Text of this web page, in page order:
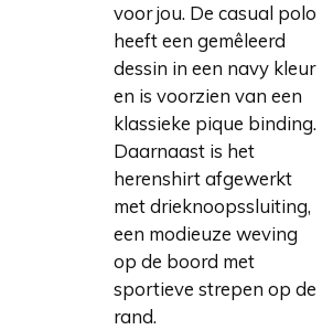
voor jou. De casual polo
heeft een gemêleerd
dessin in een navy kleur
en is voorzien van een
klassieke pique binding.
Daarnaast is het
herenshirt afgewerkt
met drieknoopssluiting,
een modieuze weving
op de boord met
sportieve strepen op de
rand.